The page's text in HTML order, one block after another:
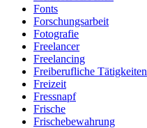
Fonts
Forschungsarbeit
Fotografie
Freelancer
Freelancing
Freiberufliche Tätigkeiten
Freizeit
Fressnapf
Frische
Frischebewahrung